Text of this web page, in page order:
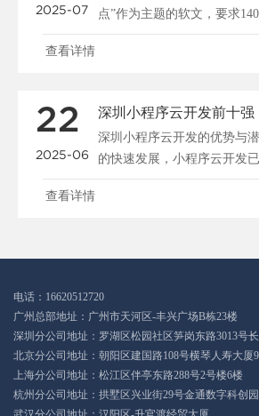
2025-07
点”作为主题的软文，要求
每部分700字。我需要确定软
查看详情
22
2025-06
深圳小程序云开发的优势与
的快速发展，小程序云开发
竞争力的重要手段。深圳作
查看详情
电话：16620512720
广州总部地址：广州市天河区-丰兴广场B栋23楼
深圳分公司地址：罗湖区松园社区笋岗东路3013号
北京分公司地址：朝阳区建国路108号横琴人寿大厦
上海分公司地址：松江区伴亭东路288号2号楼6楼
杭州分公司地址：拱墅区兴业街29号金通数字科创